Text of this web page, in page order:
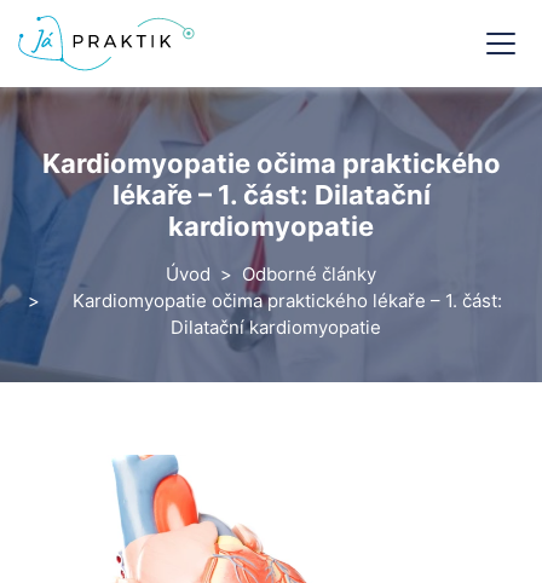
Kardiomyopatie očima praktického
lékaře – 1. část: Dilatační
kardiomyopatie
Úvod
Odborné články
Kardiomyopatie očima praktického lékaře – 1. část:
Dilatační kardiomyopatie